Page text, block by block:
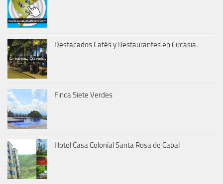
Destacados Cafés y Restaurantes en Circasia.
Finca Siete Verdes
Hotel Casa Colonial Santa Rosa de Cabal